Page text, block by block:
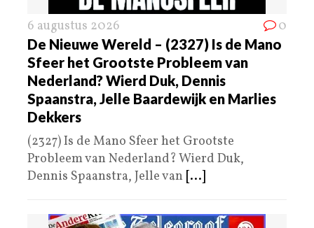
6 augustus 2026 0
De Nieuwe Wereld – (2327) Is de Mano
Sfeer het Grootste Probleem van
Nederland? Wierd Duk, Dennis
Spaanstra, Jelle Baardewijk en Marlies
Dekkers
(2327) Is de Mano Sfeer het Grootste
Probleem van Nederland? Wierd Duk,
Dennis Spaanstra, Jelle van [...]